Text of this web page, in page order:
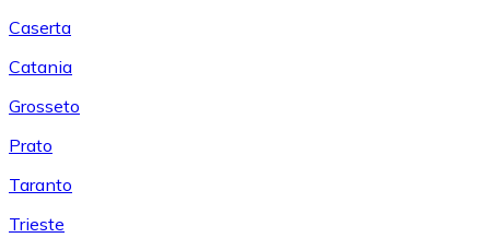
Caserta
Catania
Grosseto
Prato
Taranto
Trieste